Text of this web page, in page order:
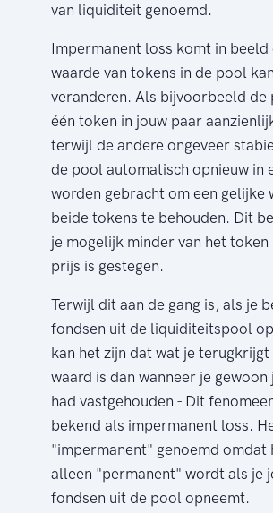
van liquiditeit genoemd.
Impermanent loss komt in beeld
waarde van tokens in de pool kan
veranderen. Als bijvoorbeeld de
één token in jouw paar
terwijl de andere ongeveer
de pool automatisch opnieuw in
worden gebracht om een gelijke
beide tokens te behouden. Dit
je mogelijk minder van het
prijs is gestegen.
Terwijl dit aan de gang is, als je
fondsen uit de liquiditeitspool
kan het zijn dat wat je
waard is dan wanneer je gewoon
had vastgehouden - Dit
bekend als impermanent loss.
"impermanent" genoemd omdat
alleen "permanent" wordt als je
fondsen uit de pool opneemt.